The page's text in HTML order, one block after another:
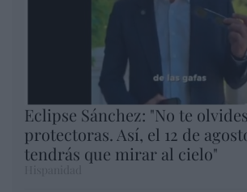
Eclipse Sánchez: "No te
protectoras. Así, el 12 de
tendrás que mirar al cielo"